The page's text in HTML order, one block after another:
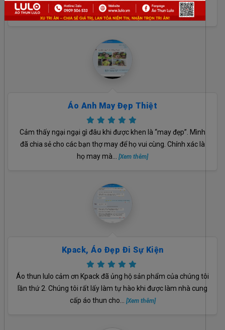
Hỏng biết nói gì luôn, bởi áo RẤT ĐẸP[Xem thêm]
Áo Anh May Đẹp Thiệt
Cảm thấy ngại ngại gì đâu khi được khen là “may đẹp”. Mình
đã chia sẻ cho các bạn thợ may để họ vui cùng. Chính xác là
họ may mà… [Xem thêm]
Kpack, Áo Đẹp Đi Sự Kiện
Áo thun lulo cảm ơn Kpack đã ủng hộ sản phẩm của chúng tôi
lần thứ 2. Chúng tôi rất lấy làm tự hào khi được làm nhà cung
cấp áo thun cho...
[Xem thêm]